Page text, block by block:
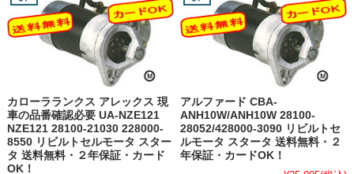
カローラランクス アレックス 現
車の品番確認必要 UA-NZE121
NZE121 28100-21030 228000-
8550 リビルトセルモータ スター
タ 送料無料・２年保証・カード
OK！
アルファード CBA-
ANH10W/ANH10W 28100-
28052/428000-3090 リビルトセ
ルモータ スタータ 送料無料・２
年保証・カードOK！